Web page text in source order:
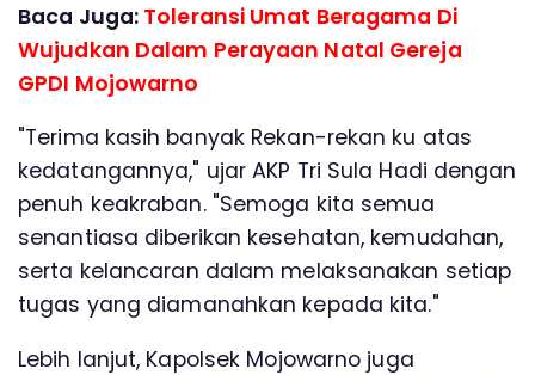
Baca Juga: Toleransi Umat Beragama Di
Wujudkan Dalam Perayaan Natal Gereja
GPDI Mojowarno
"Terima kasih banyak Rekan-rekan ku atas
kedatangannya," ujar AKP Tri Sula Hadi dengan
penuh keakraban. "Semoga kita semua
senantiasa diberikan kesehatan, kemudahan,
serta kelancaran dalam melaksanakan setiap
tugas yang diamanahkan kepada kita."
Lebih lanjut, Kapolsek Mojowarno juga